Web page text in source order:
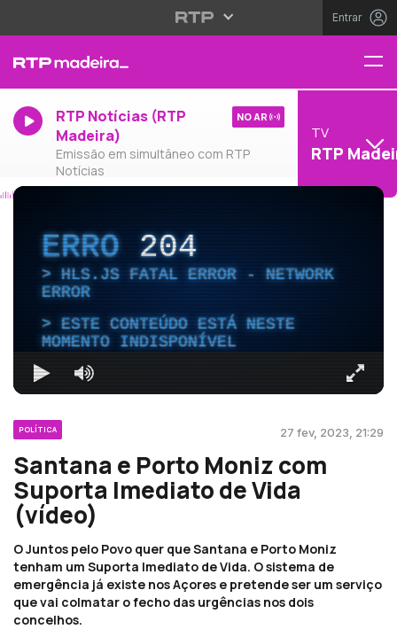
Entrar
RTP Notícias (RTP
Madeira)
Emissão em simultâneo com RTP
Notícias
NO AR
TV
RTP
ERRO204
HLS.JS FATAL ERROR - NETWORK
ERROR
ESTE CONTEÚDO ESTÁ NESTE
MOMENTO INDISPONÍVEL
POLÍTICA 27 fev, 2023, 21:29
Santana e Porto Moniz com
Suporta Imediato de Vida
(vídeo)
O Juntos pelo Povo quer que Santana e Porto Moniz
tenham um Suporta Imediato de Vida. O sistema de
emergência já existe nos Açores e pretende ser um serviço
que vai colmatar o fecho das urgências nos dois
concelhos.